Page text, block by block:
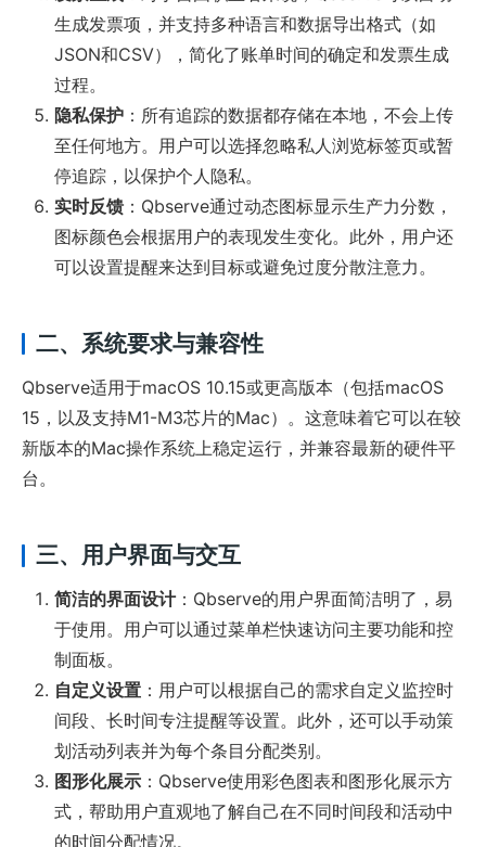
生成发票项，并支持多种语言和数据导出格式（如
JSON和CSV），简化了账单时间的确定和发票生成
过程。
隐私保护 ：所有追踪的数据都存储在本地，不会上传
至任何地方。用户可以选择忽略私人浏览标签页或暂
停追踪，以保护个人隐私。
实时反馈 ：Qbserve通过动态图标显示生产力分数，
图标颜色会根据用户的表现发生变化。此外，用户还
可以设置提醒来达到目标或避免过度分散注意力。
二、系统要求与兼容性
Qbserve适用于macOS 10.15或更高版本（包括macOS
15，以及支持M1-M3芯片的Mac）。这意味着它可以在较
新版本的Mac操作系统上稳定运行，并兼容最新的硬件平
台。
三、用户界面与交互
简洁的界面设计：Qbserve的用户界面简洁明了，易
于使用。用户可以通过菜单栏快速访问主要功能和控
制面板。
自定义设置 ：用户可以根据自己的需求自定义监控时
间段、长时间专注提醒等设置。此外，还可以手动策
划活动列表并为每个条目分配类别。
图形化展示 ：Qbserve使用彩色图表和图形化展示方
式，帮助用户直观地了解自己在不同时间段和活动中
的时间分配情况。